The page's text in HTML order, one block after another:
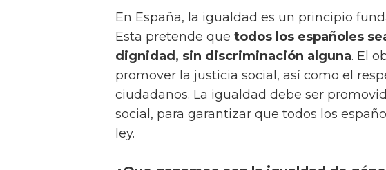
En España, la igualdad es un principio
Esta pretende que todos los españoles
dignidad, sin discriminación alguna. El
promover la justicia social, así como el
ciudadanos. La igualdad debe ser
social, para garantizar que todos los
ley.